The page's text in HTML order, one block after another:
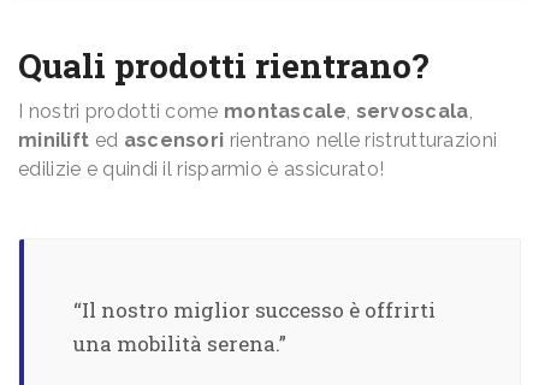
Quali prodotti rientrano?
I nostri prodotti come montascale, servoscala,
minilift ed ascensori rientrano nelle ristrutturazioni
edilizie e quindi il risparmio è assicurato!
“Il nostro miglior successo è offrirti
una mobilità serena.”